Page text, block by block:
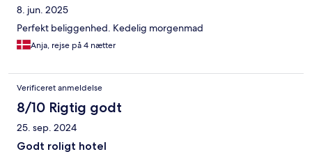
8. jun. 2025
Perfekt beliggenhed. Kedelig morgenmad
Anja, rejse på 4 nætter
Verificeret anmeldelse
8/10 Rigtig godt
25. sep. 2024
Godt roligt hotel